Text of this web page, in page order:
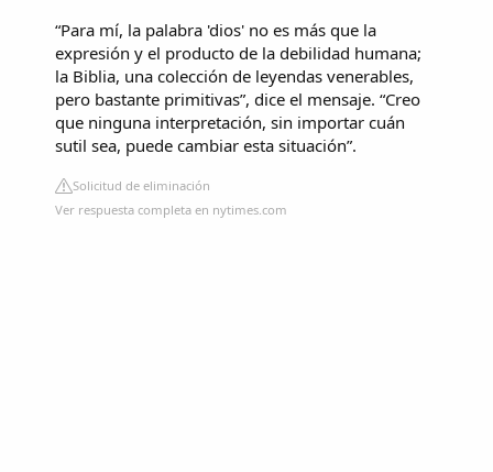
“Para mí, la palabra 'dios' no es más que la
expresión y el producto de la debilidad humana;
la Biblia, una colección de leyendas venerables,
pero bastante primitivas”, dice el mensaje. “Creo
que ninguna interpretación, sin importar cuán
sutil sea, puede cambiar esta situación”.
Solicitud de eliminación
Ver respuesta completa en nytimes.com